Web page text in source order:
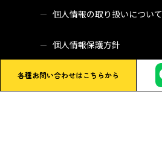
各種お問い合わせはこちらから
個人情報の取り扱いについて
個人情報保護方針